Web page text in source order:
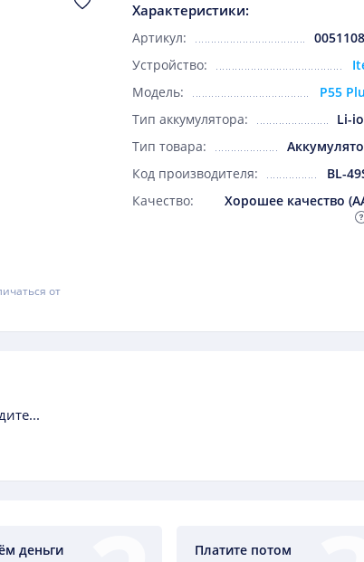
от
Характеристики:
Артикул:
Устройство:
Модель:
P55
Тип аккумулятора:
Li-
Тип товара:
Код производителя:
BL-
Качество:
Хорошее качество
деньги
Платите потом